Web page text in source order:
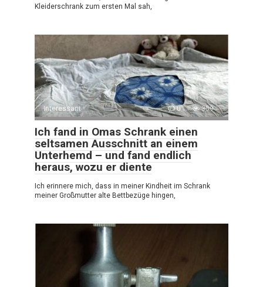
Kleiderschrank zum ersten Mal sah,
Interessant 0 359
Ich fand in Omas Schrank einen
seltsamen Ausschnitt an einem
Unterhemd – und fand endlich
heraus, wozu er diente
Ich erinnere mich, dass in meiner Kindheit im Schrank
meiner Großmutter alte Bettbezüge hingen,